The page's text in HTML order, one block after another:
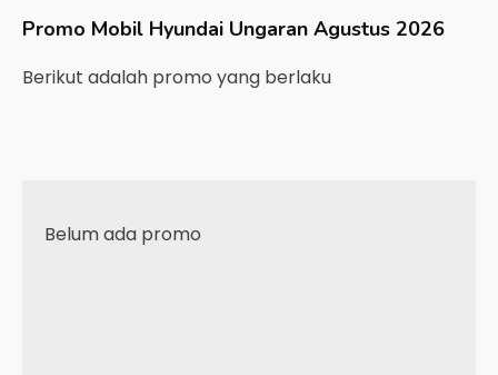
Promo Mobil Hyundai Ungaran Agustus 2026
Berikut adalah promo yang berlaku
Belum ada promo